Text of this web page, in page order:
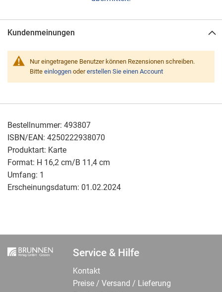
Bestellnummer: 493807
ISBN/EAN: 4250222938070
Produktart: Karte
Format: H 16,2 cm/B 11,4 cm
Umfang: 1
Erscheinungsdatum: 01.02.2024
Kundenmeinungen
Nur eingetragene Benutzer können Rezensionen schreiben.
Bitte einloggen odererstellen Sie einen Account
Service & Hilfe
Kontakt
Preise / Versand / Lieferung